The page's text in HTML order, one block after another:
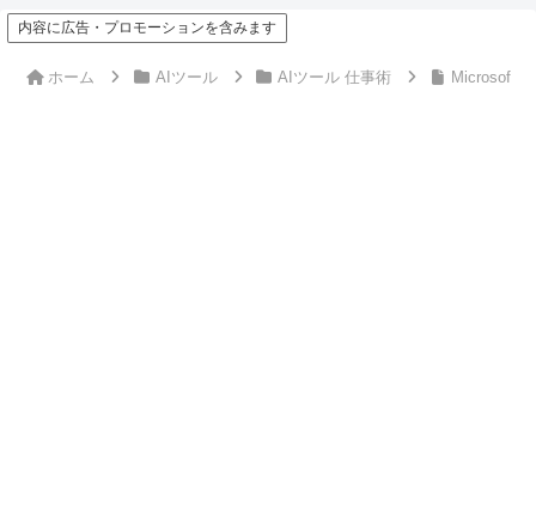
内容に広告・プロモーションを含みます
ホーム AIツール AIツール 仕事術 Microsoft